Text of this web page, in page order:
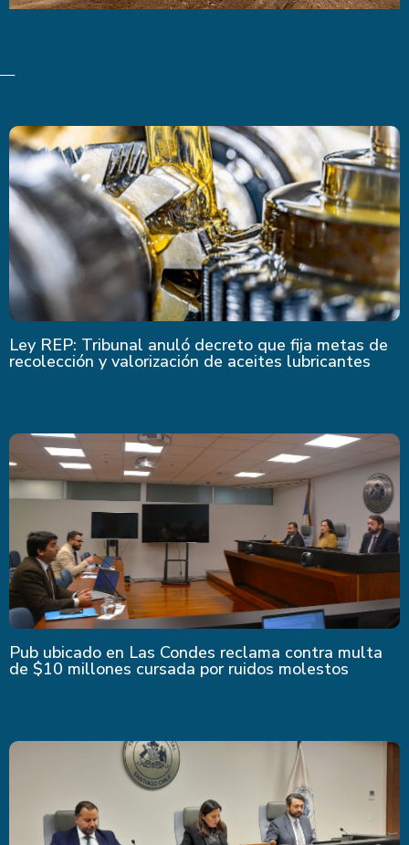
Ley REP: Tribunal anuló decreto que fija metas de
recolección y valorización de aceites lubricantes
Pub ubicado en Las Condes reclama contra multa
de $10 millones cursada por ruidos molestos